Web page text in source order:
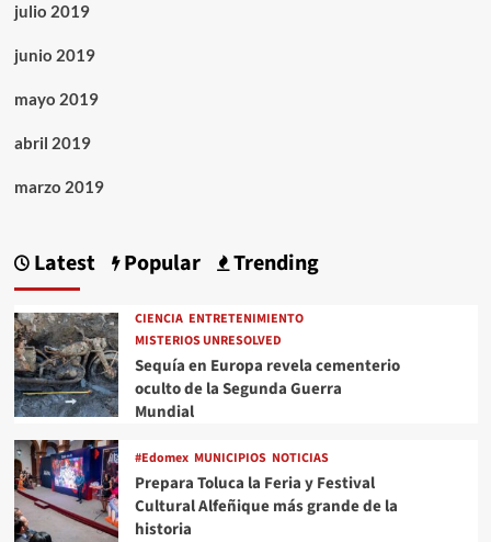
julio 2019
junio 2019
mayo 2019
abril 2019
marzo 2019
Latest Popular Trending
CIENCIA ENTRETENIMIENTO
MISTERIOS UNRESOLVED
Sequía en Europa revela cementerio
oculto de la Segunda Guerra
Mundial
#Edomex MUNICIPIOS NOTICIAS
Prepara Toluca la Feria y Festival
Cultural Alfeñique más grande de la
historia